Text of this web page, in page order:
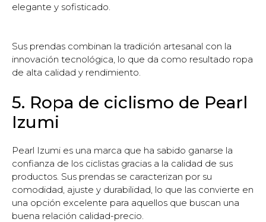
elegante y sofisticado.
Sus prendas combinan la tradición artesanal con la
innovación tecnológica, lo que da como resultado ropa
de alta calidad y rendimiento.
5. Ropa de ciclismo de Pearl
Izumi
Pearl Izumi es una marca que ha sabido ganarse la
confianza de los ciclistas gracias a la calidad de sus
productos. Sus prendas se caracterizan por su
comodidad, ajuste y durabilidad, lo que las convierte en
una opción excelente para aquellos que buscan una
buena relación calidad-precio.